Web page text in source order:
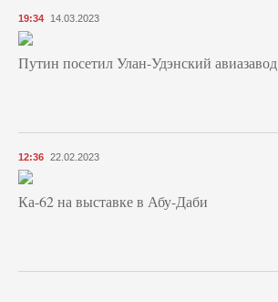
19:34 14.03.2023
Путин посетил Улан-Удэнский авиазавод
12:36 22.02.2023
Ка-62 на выставке в Абу-Даби